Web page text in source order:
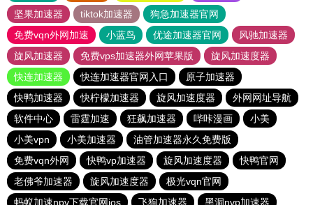
坚果加速器
tiktok加速器
狗急加速器官网
免费vqn外网加速
小蓝鸟 优途加速器官网
风驰加速器
旋风加速器
免费vps加速器外网苹果版
旋风加速度器
快连加速器
快连加速器官网入口
原子加速器
快鸭加速器
快柠檬加速器 旋风加速度器
外网网址导航
软件中心
雷霆加速 狂飙加速器 哔咔漫画
小美
小美vpn
小美加速器
油管加速器永久免费版
免费vqn外网
快鸭vp加速器 旋风加速度器
快鸭官网
老佛爷加速器
旋风加速度器
极光vqn官网
蚂蚁加速npv下载官网ios
飞狗加速器
黑洞nvp加速器